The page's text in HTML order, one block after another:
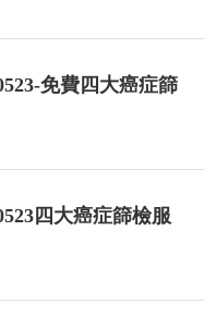
免費四大癌症篩
四大癌症篩檢服